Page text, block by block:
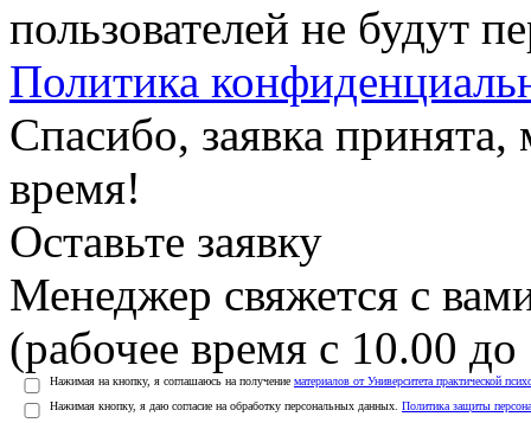
пользователей не будут
Политика
Спасибо, заявка
время!
Оставьте заявку
Менеджер свяжется с
(рабочее время с 10.00
Нажимая на кнопку, я соглашаюсь на получение материалов от Университета практической
Нажимая кнопку, я даю согласие на обработку персональных данных. Политика защиты